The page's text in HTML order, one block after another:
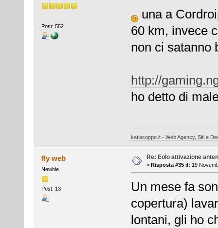
Post: 552
una a
60 km, invece
non ci satanno
http://
ho detto di
katiacoppo.it - Web Agency, Siti e
fly web
Newbie
Post: 13
Re: Eolo attivazione
« Risposta #35 il: 19
Un mese fa
copertura)
lontani, gli ho